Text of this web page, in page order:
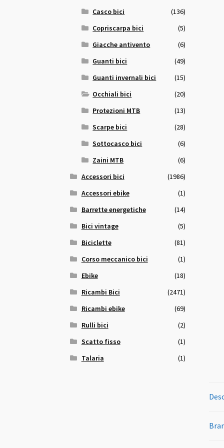
Casco bici
(136)
Copriscarpa bici
(5)
Giacche antivento
(6)
Guanti bici
(49)
Guanti invernali bici
(15)
Occhiali bici
(20)
Protezioni MTB
(13)
Scarpe bici
(28)
Sottocasco bici
(6)
Zaini MTB
(6)
Accessori bici
(1986)
Accessori ebike
(1)
Barrette energetiche
(14)
Bici vintage
(5)
Biciclette
(81)
Corso meccanico bici
(1)
Ebike
(18)
Ricambi Bici
(2471)
Ricambi ebike
(69)
Rulli bici
(2)
Scatto fisso
(1)
Talaria
(1)